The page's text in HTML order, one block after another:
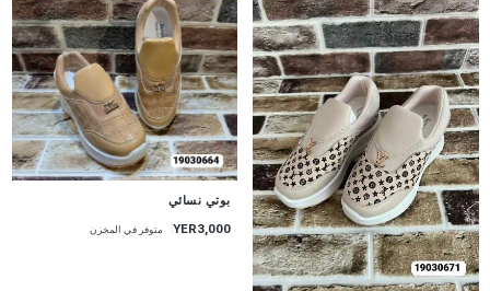
بوتي نسائي
YER3,000 متوفر في المخزن